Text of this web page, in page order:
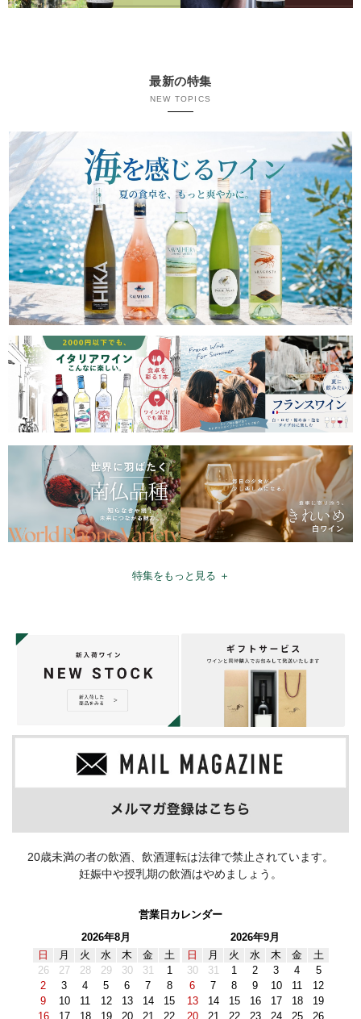
最新の特集
NEW TOPICS
特集をもっと見る ＋
20歳未満の者の飲酒、飲酒運転は法律で禁止されています。
妊娠中や授乳期の飲酒はやめましょう。
営業日カレンダー
2026年8月
日
月 火 水 木 金
土
26
27 28 29 30 31
1
2
3 4 5 6 7
8
9
10 11 12 13 14
15
16
17 18 19 20 21 22
2026年9月
日
月 火 水 木 金
土
30
31 1 2 3 4
5
6
7 8 9 10 11
12
13
14 15 16 17 18
19
20
21 22 23 24 25 26